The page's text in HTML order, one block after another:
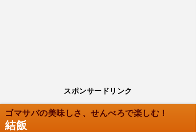
スポンサードリンク
ゴマサバの美味しさ、せんべろで楽しむ！
結飯